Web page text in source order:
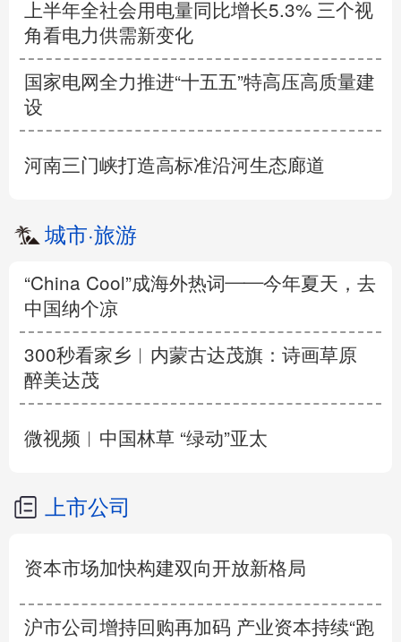
上半年全社会用电量同比增长5.3% 三个视
角看电力供需新变化
国家电网全力推进“十五五”特高压高质量建
设
河南三门峡打造高标准沿河生态廊道
城市·旅游
“China Cool”成海外热词——今年夏天，去
中国纳个凉
300秒看家乡︱内蒙古达茂旗：诗画草原
醉美达茂
微视频︱中国林草 “绿动”亚太
上市公司
资本市场加快构建双向开放新格局
沪市公司增持回购再加码 产业资本持续“跑